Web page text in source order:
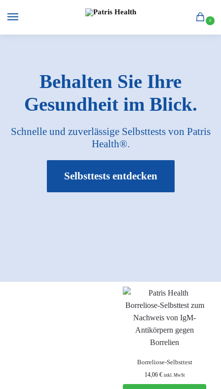
0
Behalten Sie Ihre
Gesundheit im Blick.
Schnelle und zuverlässige Selbsttests von Patris
Health®.
Selbsttests entdecken
Borreliose-Selbsttest
14,06 € inkl. MwSt